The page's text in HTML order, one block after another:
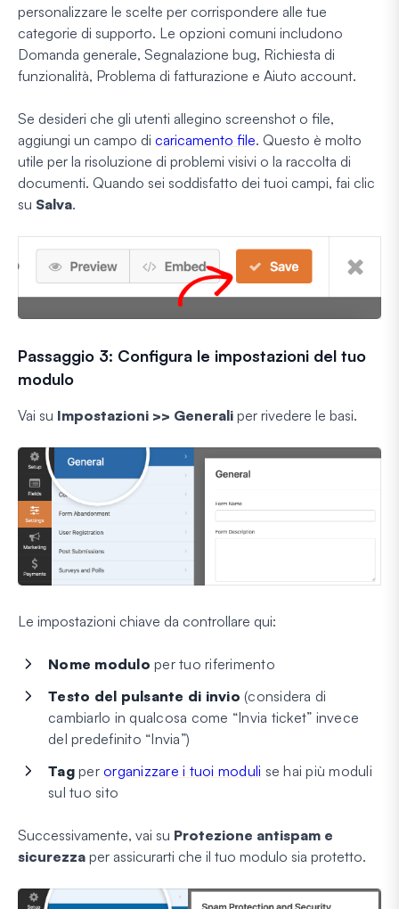
personalizzare le scelte per corrispondere alle tue
categorie di supporto. Le opzioni comuni includono
Domanda generale, Segnalazione bug, Richiesta di
funzionalità, Problema di fatturazione e Aiuto account.
Se desideri che gli utenti allegino screenshot o file,
aggiungi un campo di caricamento file. Questo è molto
utile per la risoluzione di problemi visivi o la raccolta di
documenti. Quando sei soddisfatto dei tuoi campi, fai clic
su Salva.
Passaggio 3: Configura le impostazioni del tuo
modulo
Vai su Impostazioni >> Generali per rivedere le basi.
Le impostazioni chiave da controllare qui:
Nome modulo per tuo riferimento
Testo del pulsante di invio (considera di
cambiarlo in qualcosa come “Invia ticket” invece
del predefinito “Invia”)
Tagper organizzare i tuoi moduli se hai più moduli
sul tuo sito
Successivamente, vai su Protezione antispam e
sicurezza per assicurarti che il tuo modulo sia protetto.